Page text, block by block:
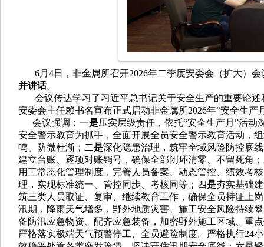
6月4日，非金属所召开2026年二季度安委会（扩大）会
并讲话。
会议传达学习了习近平总书记关于安全生产的重要论
安委会主任赖书名宣布正式启动非金属所2026年“安全生
会议强调：一是压实层级责任，依托“安全生产月”活
安全警示教育为抓手，全面开展全员安全警示教育活动，
鸣、防微杜渐；二是深化隐患治理，筑牢全域风险防控底
建立台账、逐项对账销号，确保全部闭环清零、不留死角
用工常态化管理制度，完善人员备案、动态管控、绩效考
理，实现标准统一、管控同步、考核同等；四是夯实基础
筑三类人员取证、复审、继续教育工作，确保全员持证上
汛期，降雨天气增多，野外地质灾害、施工安全风险持续
备防汛应急物资、配齐应急装备，加密野外施工区域、重
严格落实极端天气预警停工、全员避险制度。严格执行24